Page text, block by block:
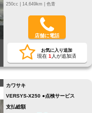
250cc | 14,649km | 色青
店舗に電話
お気に入り追加
現在 1 人が追加済
カワサキ
VERSYS-X250 ●点検サービス
支払総額